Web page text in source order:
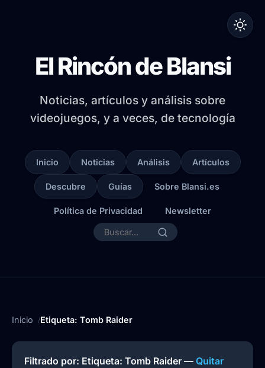
El Rincón de Blansi
Noticias, artículos y análisis sobre
videojuegos, y a veces, de tecnología
Inicio Noticias Análisis Artículos
Descubre Guías Sobre Blansi.es
Política de Privacidad Newsletter
Inicio Etiqueta: Tomb Raider
Filtrado por: Etiqueta: Tomb Raider — Quitar